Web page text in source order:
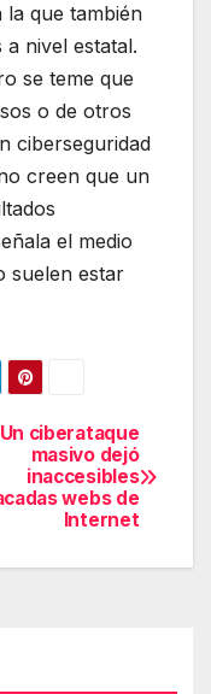
que también
nivel estatal.
se teme que
o de otros
ciberseguridad
creen que un
el medio
suelen estar
Un ciberataque
masivo dejó
inaccesibles
webs de
Internet